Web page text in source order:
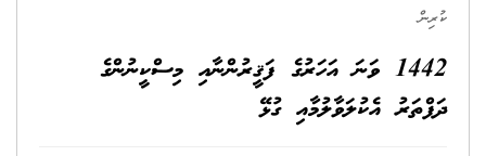
ކުރިން
1442 ވަނަ އަހަރުގެ ފަޤީރުންނާއި މިސްކީނުންގެ
ދަފްތަރު އެކުލަވާލުމާއި ގުޅޭ